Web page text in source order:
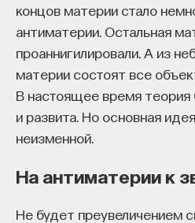
концов материи стало
антиматерии. Остальная
проаннигилировали. А из
материи состоят все
В настоящее время теория
и развита. Но основная
неизменной.
На антиматерии к
Не будет преувеличением